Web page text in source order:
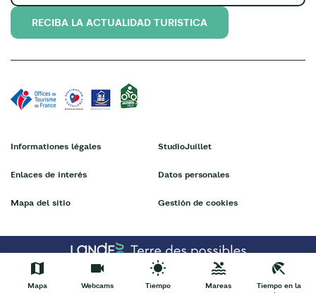
RECIBA LA ACTUALIDAD TURISTICA
Informationes légales
Enlaces de interés
Mapa del sitio
StudioJuillet
Datos personales
Gestión de cookies
Mapa Webcams Tiempo Mareas
Tiempo en la